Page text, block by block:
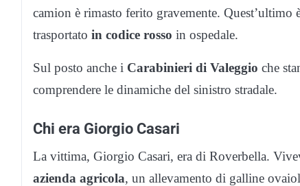
camion è rimasto ferito gravemente. Quest’ultimo
trasportato in codice rosso in ospedale.
Sul posto anche i Carabinieri di Valeggio che
comprendere le dinamiche del sinistro stradale.
Chi era Giorgio Casari
La vittima, Giorgio Casari, era di Roverbella.
azienda agricola, un allevamento di galline